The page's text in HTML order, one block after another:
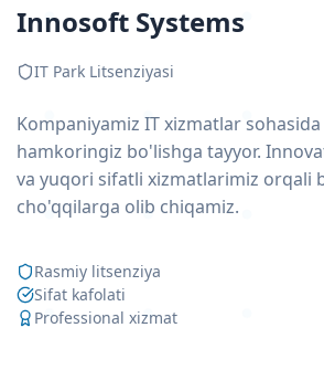
Innosoft Systems
IT Park Litsenziyasi
Kompaniyamiz IT xizmatlar
hamkoringiz bo'lishga tayyor.
va yuqori sifatli xizmatlarimiz orqali
cho'qqilarga olib chiqamiz.
Rasmiy litsenziya
Sifat kafolati
Professional xizmat